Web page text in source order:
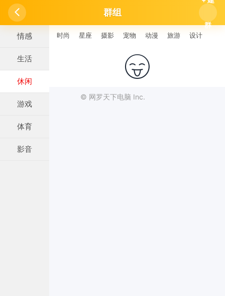
 群组
群
情感
生活
休闲
游戏
体育
影音
时尚 星座 摄影 宠物 动漫 旅游 设计

© 网罗天下电脑 Inc.